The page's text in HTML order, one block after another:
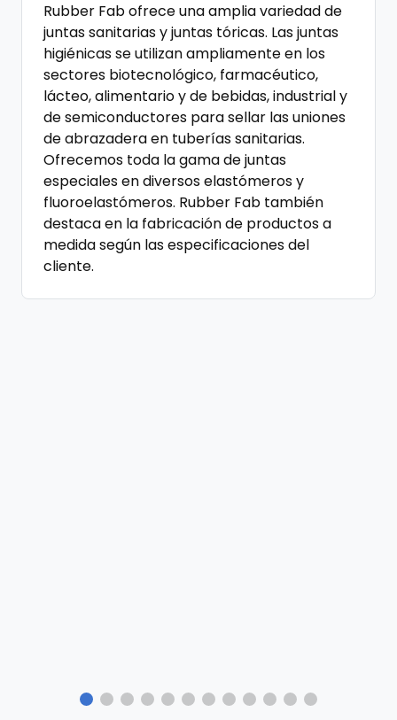
Rubber Fab ofrece una amplia variedad de
juntas sanitarias y juntas tóricas. Las juntas
higiénicas se utilizan ampliamente en los
sectores biotecnológico, farmacéutico,
lácteo, alimentario y de bebidas, industrial y
de semiconductores para sellar las uniones
de abrazadera en tuberías sanitarias.
Ofrecemos toda la gama de juntas
especiales en diversos elastómeros y
fluoroelastómeros. Rubber Fab también
destaca en la fabricación de productos a
medida según las especificaciones del
cliente.